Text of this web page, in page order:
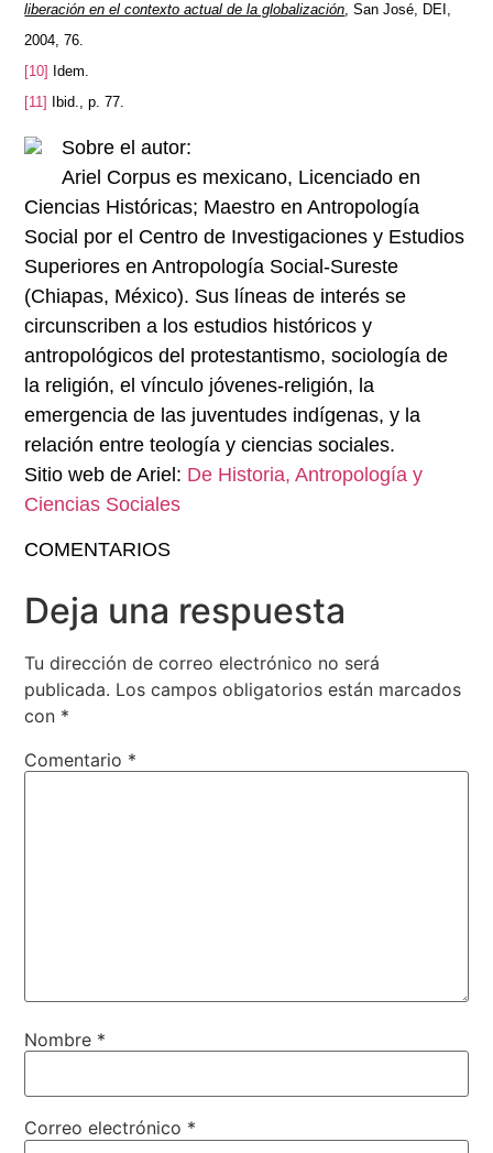
liberación en el contexto actual de la globalización, San José, DEI,
2004, 76.
[10]
Idem.
[11]
Ibid., p. 77.
Sobre el autor:
Ariel Corpus es mexicano, Licenciado en
Ciencias Históricas; Maestro en Antropología
Social por el Centro de Investigaciones y Estudios
Superiores en Antropología Social-Sureste
(Chiapas, México). Sus líneas de interés se
circunscriben a los estudios históricos y
antropológicos del protestantismo, sociología de
la religión, el vínculo jóvenes-religión, la
emergencia de las juventudes indígenas, y la
relación entre teología y ciencias sociales.
Sitio web de Ariel: De Historia, Antropología y
Ciencias Sociales
COMENTARIOS
Deja una respuesta
Tu dirección de correo electrónico no será
publicada. Los campos obligatorios están marcados
con *
Comentario *
Nombre *
Correo electrónico *